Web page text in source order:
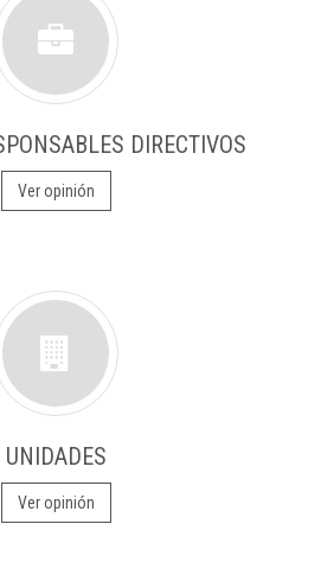
DIRECTIVOS
Ver opinión
UNIDADES
Ver opinión